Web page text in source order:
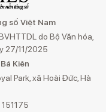
số Việt Nam
do Bộ Văn hóa,
27/11/2025
Kiên
Park, xã Hoài Đức, Hà